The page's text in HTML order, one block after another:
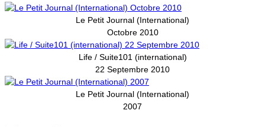
Le Petit Journal (International)
Octobre 2010
Life / Suite101 (international)
22 Septembre 2010
Le Petit Journal (International)
2007